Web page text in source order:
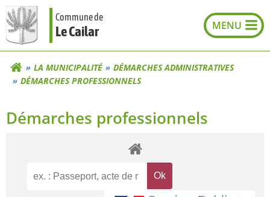
Aller
au
contenu
Commune de
Le Cailar
LA MUNICIPALITÉ
DÉMARCHES ADMINISTRATIVES
DÉMARCHES PROFESSIONNELS
Démarches professionnels